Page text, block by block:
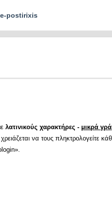
e-postirixis
λατινικούς χαρακτήρες - μικρά
να τους πληκτρολογείτε